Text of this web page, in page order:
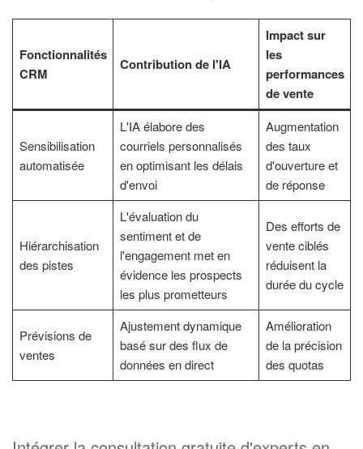
Fonctionnalités
CRM
Contribution de l'IA
Impact sur
les
performances
de vente
Sensibilisation
automatisée
L'IA élabore des
courriels personnalisés
en optimisant les délais
d'envoi
Augmentation
des taux
d'ouverture et
de réponse
Hiérarchisation
des pistes
L'évaluation du
sentiment et de
l'engagement met en
évidence les prospects
les plus prometteurs
Des efforts de
vente ciblés
réduisent la
durée du cycle
Prévisions de
ventes
Ajustement dynamique
basé sur des flux de
données en direct
Amélioration
de la précision
des quotas